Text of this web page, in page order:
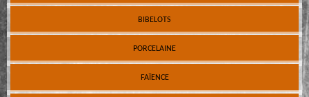
BIBELOTS
PORCELAINE
FAÏENCE